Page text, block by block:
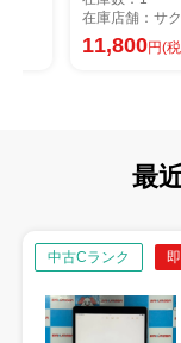
最
中古Cランク